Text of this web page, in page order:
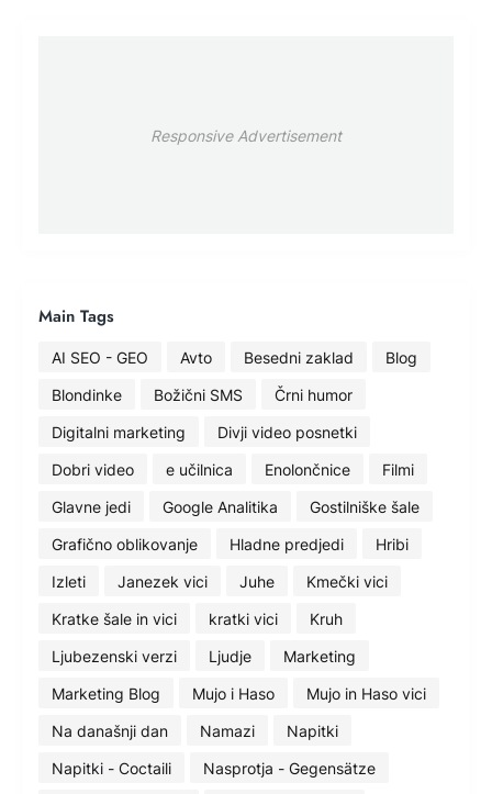
Responsive Advertisement
Main Tags
AI SEO - GEO Avto Besedni zaklad
Blog
Blondinke
Božični SMS
Črni humor
Digitalni marketing
Divji video posnetki
Dobri video
e učilnica Enolončnice
Filmi
Glavne jedi
Google Analitika
Gostilniške šale
Grafično oblikovanje
Hladne predjedi
Hribi
Izleti
Janezek vici Juhe
Kmečki vici
Kratke šale in vici
kratki vici
Kruh
Ljubezenski verzi
Ljudje
Marketing
Marketing Blog
Mujo i Haso
Mujo in Haso vici
Na današnji dan
Namazi
Napitki
Napitki - Coctaili
Nasprotja - Gegensätze